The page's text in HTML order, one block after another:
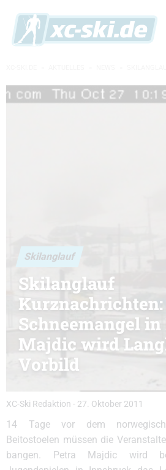
Skilanglauf
Skilanglauf
Kurznachrichten:
Schneemangel
Majdic wird
Vorbild
XC-Ski Redaktion - 27. Oktober 2011
14 Tage vor dem
Beitostoelen müssen die
bangen. Petra Majdic wird